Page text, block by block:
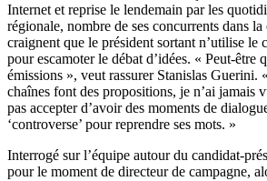
Internet et reprise le lendemain par les
régionale, nombre de ses concurrents dans la
craignent que le président sortant n’utilise le
pour escamoter le débat d’idées. « Peut-être
émissions », veut rassurer Stanislas Guerini.
chaînes font des propositions, je n’ai jamais
pas accepter d’avoir des moments de
‘controverse’ pour reprendre ses mots. »
Interrogé sur l’équipe autour du candidat-
pour le moment de directeur de campagne,